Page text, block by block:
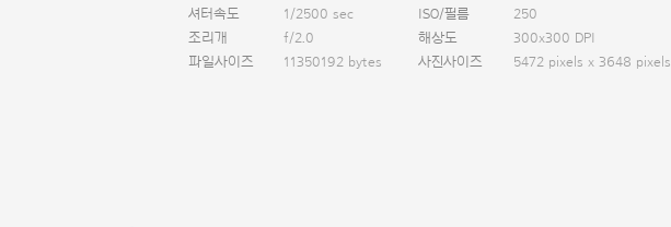
셔터속도
1/2500 sec ISO/필름
250
조리개
f/2.0 해상도
300x300 DPI
파일사이즈
11350192 bytes 사진사이즈 5472 pixels x 3648 pixels